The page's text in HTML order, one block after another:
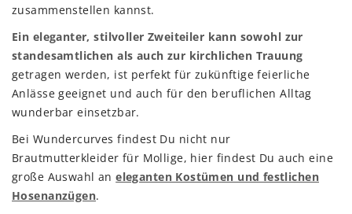
zusammenstellen kannst.
Ein eleganter, stilvoller Zweiteiler kann sowohl zur
standesamtlichen als auch zur kirchlichen Trauung
getragen werden, ist perfekt für zukünftige feierliche
Anlässe geeignet und auch für den beruflichen Alltag
wunderbar einsetzbar.
Bei Wundercurves findest Du nicht nur
Brautmutterkleider für Mollige, hier findest Du auch eine
große Auswahl aneleganten Kostümen und festlichen
Hosenanzügen.